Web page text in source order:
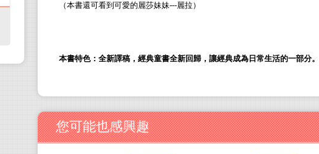
（本書還可看到可愛的麗莎妹妹---麗拉）
本書特色：全新譯稿，經典童書全新回歸，讓經典成為日常生活的一部分。
您可能也感興趣